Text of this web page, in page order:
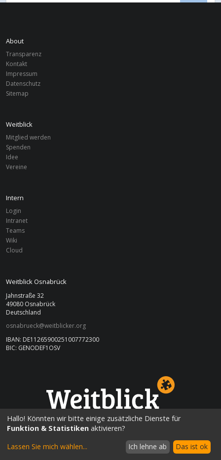
About
Transparenz
Kontakt
Impressum
Datenschutz
Sitemap
Weitblick
Mitglied werden
Spenden
Idee
Vereine
Intern
Login
Intranet
Teams
Wiki
Cloud
Weitblick Osnabrück
Jahnstraße 32
49080 Osnabrück
Deutschland
osnabrueck@weitblicker.org
IBAN: DE11265900251007772300
BIC: GENODEF1OSV
OSNABRÜCK
Hallo! Könnten wir bitte einige zusätzliche Dienste für
Funktion & Statistiken aktivieren?
Lassen Sie mich wählen... Ich lehne ab Das ist ok